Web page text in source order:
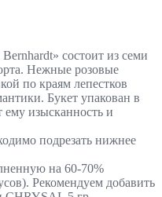
состоит из семи
Нежные розовые
по краям лепестков
Букет упакован в
ему изысканность и
подрезать нижнее
на 60-70%
Рекомендуем добавить